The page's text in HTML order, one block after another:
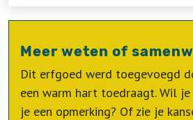
Meer weten of
Dit erfgoed werd toegevoegd
een warm hart toedraagt. Wil
je een opmerking? Of zie je